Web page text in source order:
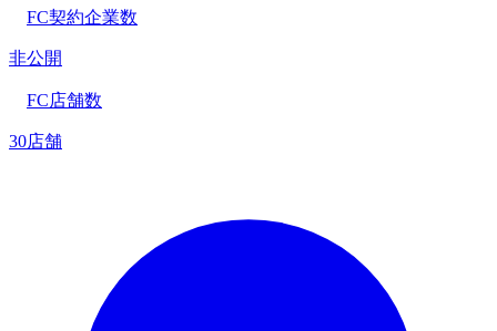
FC契約企業数
非公開
FC店舗数
30店舗